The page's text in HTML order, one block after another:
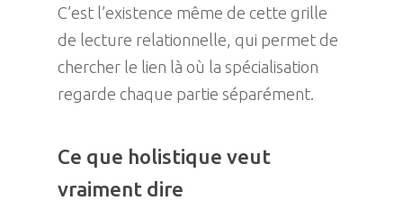
C’est l’existence même de cette grille
de lecture relationnelle, qui permet de
chercher le lien là où la spécialisation
regarde chaque partie séparément.
Ce que holistique veut
vraiment dire